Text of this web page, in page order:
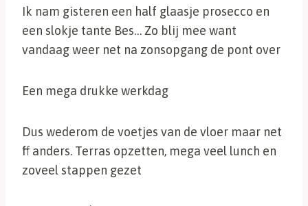
Ik nam gisteren een half glaasje prosecco en
een slokje tante Bes… Zo blij mee want
vandaag weer net na zonsopgang de pont over
Een mega drukke werkdag
Dus wederom de voetjes van de vloer maar net
ff anders. Terras opzetten, mega veel lunch en
zoveel stappen gezet